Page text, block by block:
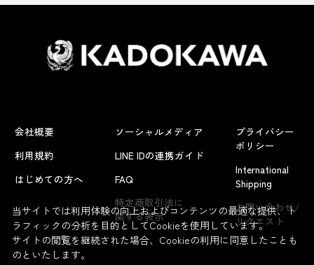
会社概要
利用規約
はじめての方へ
ソーシャルメディア
LINE IDの連携ガイド
FAQ
特定商取引法に
関する表示
プライバシー
ポリシー
International
Shipping
お問い合わせ/
リクエスト
当サイトでは利用体験の向上およびコンテンツの最適な提供、ト
ラフィックの分析を目的としてCookieを使用しています。
サイトの閲覧を継続された場合、Cookieの利用に同意したことも
のといたします。